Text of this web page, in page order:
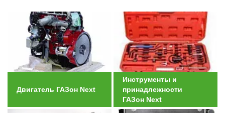
Доставка
Гарантии
Статьи
Автомобили
Двигатель ГАЗон Next
Инструменты и
принадлежности
ГАЗон Next